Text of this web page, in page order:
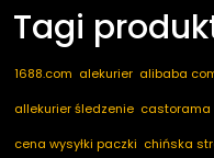
Tagi
1688.com alekurier alibaba
allekurier śledzenie castorama
cena wysyłki paczki chińska